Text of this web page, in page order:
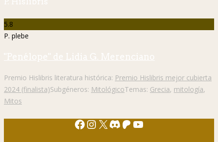
5.8
P. plebe
"Penélope" de Lidia G. Merenciano
Premio Hislibris literatura histórica: Premio Hislibris mejor cubierta
2024 (finalista)Subgéneros: MitológicoTemas: Grecia, mitología,
Mitos
Facebook
Instagram
X Discord
Patreon
YouTube